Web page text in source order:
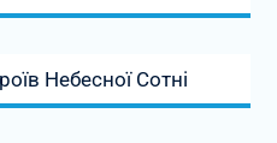
Небесної Сотні